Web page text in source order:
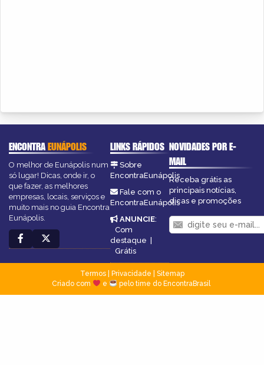
ENCONTRAEUNÁPOLIS
O melhor de Eunápolis num
só lugar! Dicas, onde ir, o
que fazer, as melhores
empresas, locais, serviços e
muito mais no guia Encontra
Eunápolis.
LINKS RÁPIDOS
Sobre
EncontraEunápolis
Fale com o
EncontraEunápolis
ANUNCIE:
Com
destaque |
Grátis
NOVIDADES POR E-
MAIL
Receba grátis as
principais notícias,
dicas e promoções
Termos| Privacidade
Sitemap
Criado com
e pelo time do EncontraBrasil